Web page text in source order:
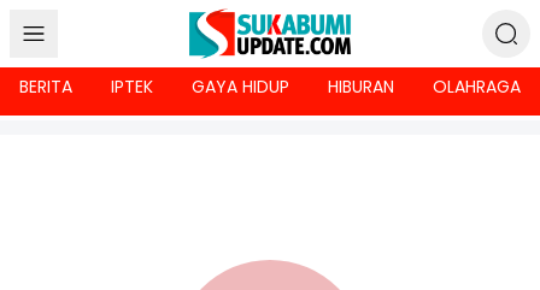
BERITA IPTEK GAYA HIDUP HIBURAN OLAHRAGA